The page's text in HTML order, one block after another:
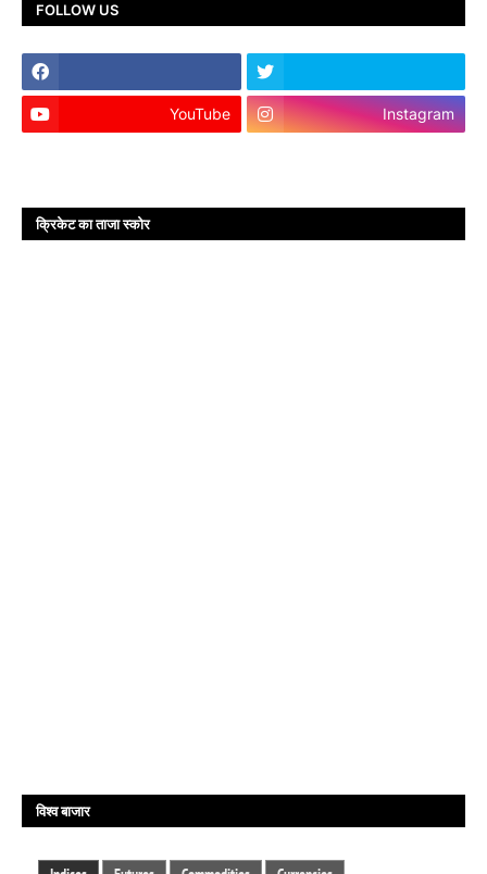
FOLLOW US
YouTube Instagram
क्रिकेट का ताजा स्कोर
विश्व बाजार